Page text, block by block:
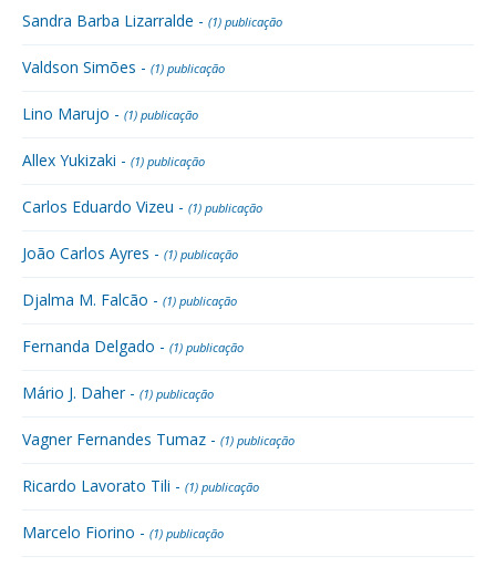
Sandra Barba Lizarralde - (1) publicação
Valdson Simões - (1) publicação
Lino Marujo - (1) publicação
Allex Yukizaki - (1) publicação
Carlos Eduardo Vizeu - (1) publicação
João Carlos Ayres - (1) publicação
Djalma M. Falcão - (1) publicação
Fernanda Delgado - (1) publicação
Mário J. Daher - (1) publicação
Vagner Fernandes Tumaz - (1) publicação
Ricardo Lavorato Tili - (1) publicação
Marcelo Fiorino - (1) publicação